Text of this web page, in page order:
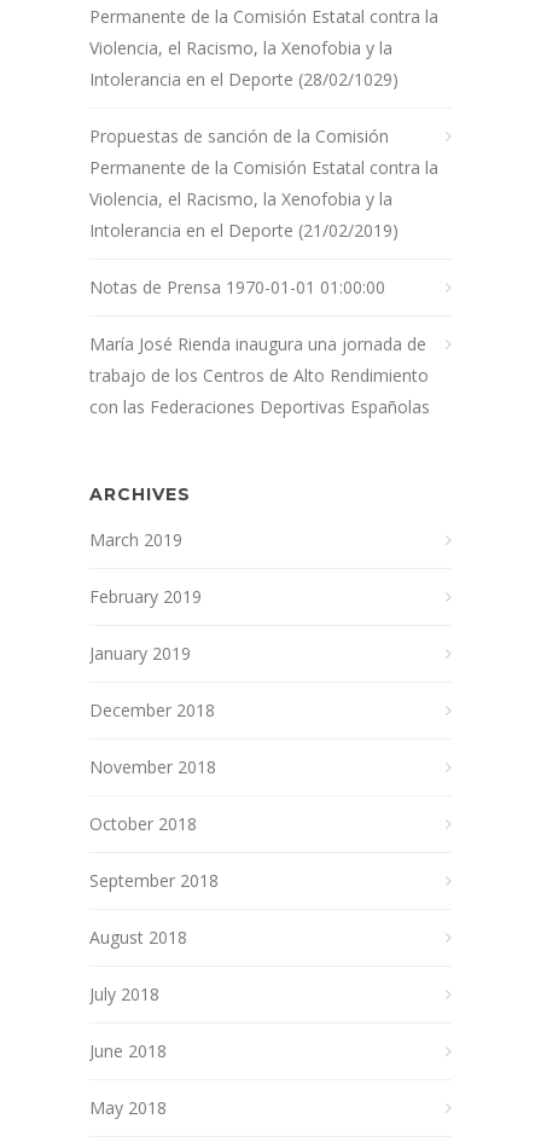
Permanente de la Comisión Estatal contra la
Violencia, el Racismo, la Xenofobia y la
Intolerancia en el Deporte (28/02/1029)
Propuestas de sanción de la Comisión
Permanente de la Comisión Estatal contra la
Violencia, el Racismo, la Xenofobia y la
Intolerancia en el Deporte (21/02/2019)
Notas de Prensa 1970-01-01 01:00:00
María José Rienda inaugura una jornada de
trabajo de los Centros de Alto Rendimiento
con las Federaciones Deportivas Españolas
ARCHIVES
March 2019
February 2019
January 2019
December 2018
November 2018
October 2018
September 2018
August 2018
July 2018
June 2018
May 2018